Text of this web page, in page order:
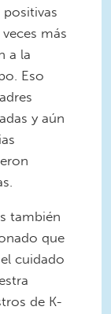
más
a la
Eso
y aún
también
que
cuidado
de K-